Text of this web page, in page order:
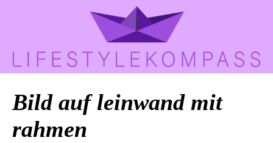
Bild auf leinwand mit
rahmen